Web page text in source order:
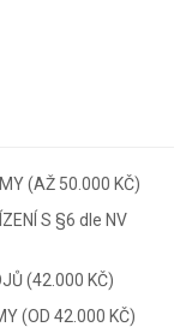
(AŽ 50.000 KČ)
S §6 dle NV
(42.000 KČ)
(OD 42.000 KČ)